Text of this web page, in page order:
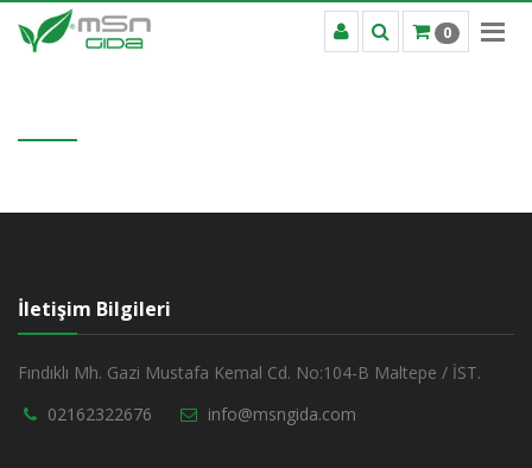
0
İletişim Bilgileri
Fındıklı Mh. Gazi Mustafa Kemal Cd. No:104-B Maltepe / İST.
02162322676
info@msngida.com